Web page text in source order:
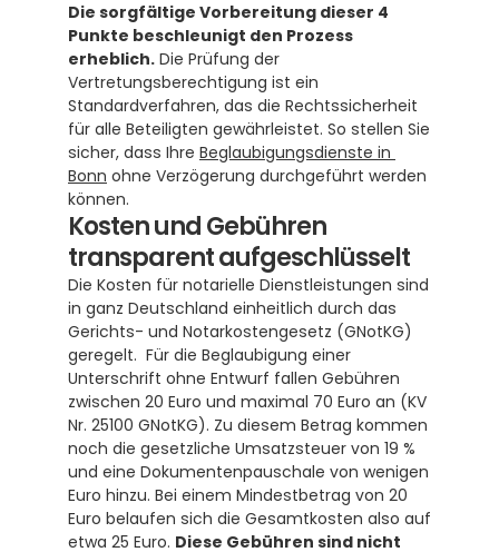
Die sorgfältige Vorbereitung dieser 4
Punkte beschleunigt den Prozess
erheblich. Die Prüfung der
Vertretungsberechtigung ist ein
Standardverfahren, das die Rechtssicherheit
für alle Beteiligten gewährleistet. So stellen Sie
sicher, dass Ihre Beglaubigungsdienste in
Bonn ohne Verzögerung durchgeführt werden
können.
Kosten und Gebühren
transparent aufgeschlüsselt
Die Kosten für notarielle Dienstleistungen sind
in ganz Deutschland einheitlich durch das
Gerichts- und Notarkostengesetz (GNotKG)
geregelt.  Für die Beglaubigung einer
Unterschrift ohne Entwurf fallen Gebühren
zwischen 20 Euro und maximal 70 Euro an (KV
Nr. 25100 GNotKG). Zu diesem Betrag kommen
noch die gesetzliche Umsatzsteuer von 19 %
und eine Dokumentenpauschale von wenigen
Euro hinzu. Bei einem Mindestbetrag von 20
Euro belaufen sich die Gesamtkosten also auf
etwa 25 Euro. Diese Gebühren sind nicht